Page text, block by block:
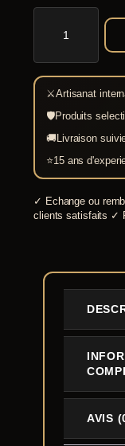
quantité
Ornement
Lion
Laiton
Antique
⚔Artisanat
🛡Produits
🚚Livraison
⭐15 ans
✓ Echange ou
clients satisfaits ✓
AVIS